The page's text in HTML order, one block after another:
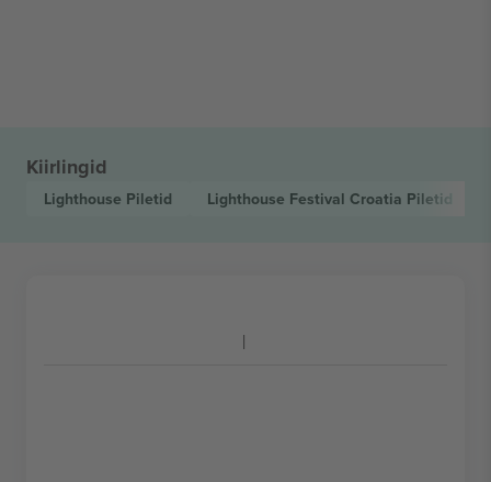
Kiirlingid
Lighthouse Piletid Lighthouse Festival Croatia Piletid